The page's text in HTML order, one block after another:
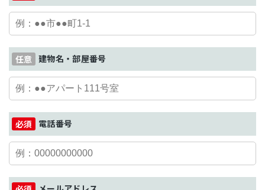
建物名・部屋番号
電話番号